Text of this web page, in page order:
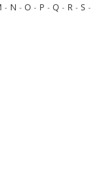
- N - O - P - Q - R - S -